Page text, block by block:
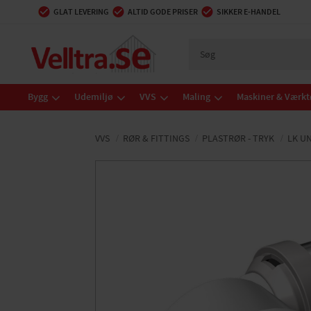
GLAT LEVERING ALTID GODE PRISER SIKKER E-HANDEL
Bygg Udemiljø VVS Maling Maskiner &
VVS RØR & FITTINGS PLASTRØR - TRYK LK